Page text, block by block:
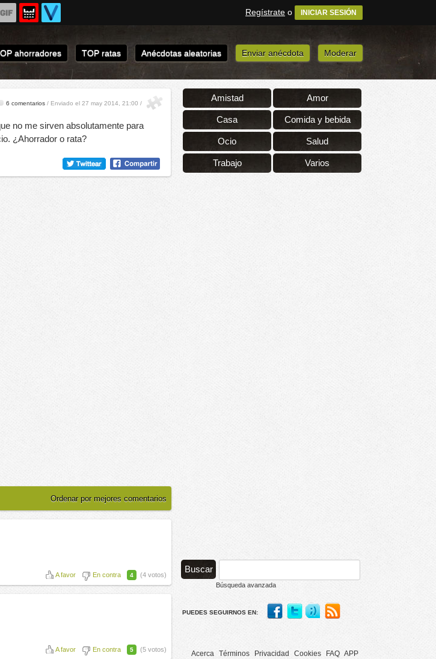
Regístrate o INICIAR SESIÓN
ahorradores TOP ratas Anécdotas aleatorias Enviar anécdota Moderar
6 comentarios / Enviado el 27 may 2014, 21:00 /
no me sirven absolutamente para
¿Ahorrador o rata?
Ordenar por mejores comentarios
A favor En contra 4 (4 votos)
A favor En contra 5 (5 votos)
Amistad Amor
Casa Comida y bebida
Ocio Salud
Trabajo Varios
Búsqueda avanzada
PUEDES SEGUIRNOS EN:
Acerca Términos Privacidad Cookies FAQ APP